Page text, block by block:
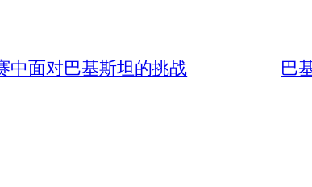
中面对巴基斯坦的挑战 巴